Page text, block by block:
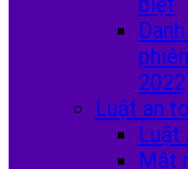
Luật an
Luật
Mật